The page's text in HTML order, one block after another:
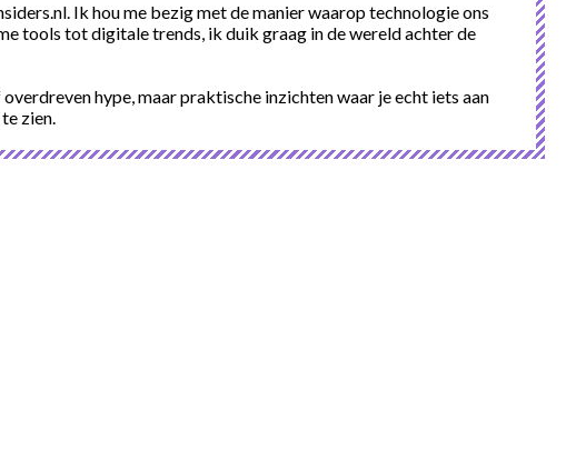
Ik hou me bezig met de manier waarop technologie ons
tools tot digitale trends, ik duik graag in de wereld achter de
hype, maar praktische inzichten waar je echt iets aan
zien.